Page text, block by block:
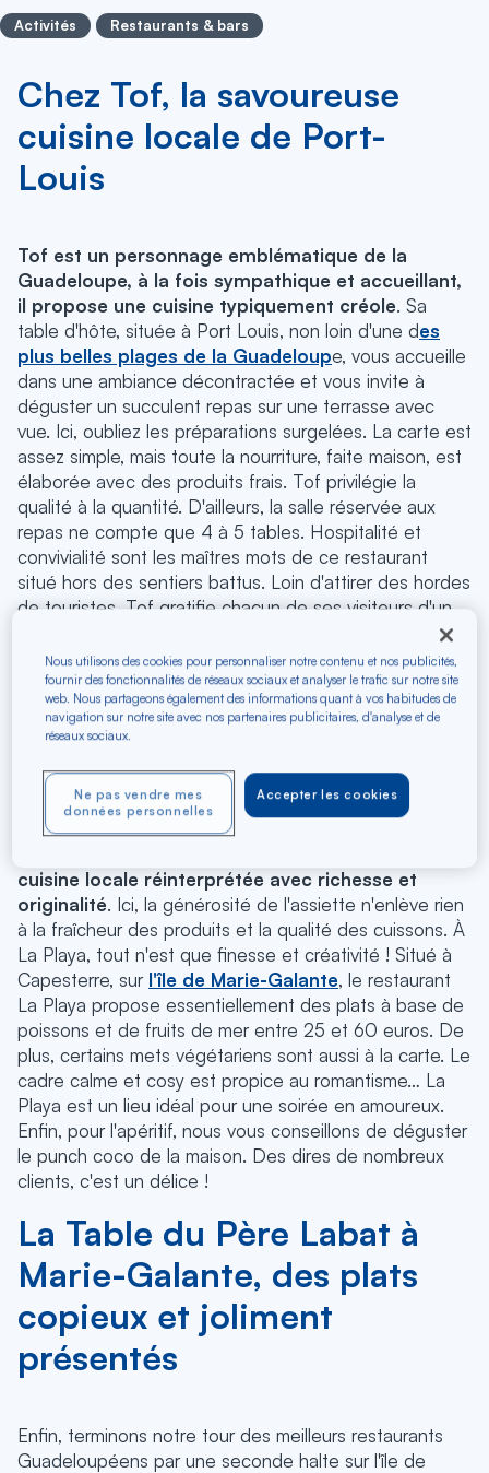
Activités Restaurants & bars
Chez Tof, la savoureuse
cuisine locale de Port-
Louis
Tof est un personnage emblématique de la
Guadeloupe, à la fois sympathique et accueillant,
il propose une cuisine typiquement créole. Sa
table d'hôte, située à Port Louis, non loin d'une des
plus belles plages de la Guadeloupe, vous accueille
dans une ambiance décontractée et vous invite à
déguster un succulent repas sur une terrasse avec
vue. Ici, oubliez les préparations surgelées. La carte est
assez simple, mais toute la nourriture, faite maison, est
élaborée avec des produits frais. Tof privilégie la
qualité à la quantité. D'ailleurs, la salle réservée aux
repas ne compte que 4 à 5 tables. Hospitalité et
convivialité sont les maîtres mots de ce restaurant
situé hors des sentiers battus. Loin d'attirer des hordes
de touristes, Tof gratifie chacun de ses visiteurs d'un
petit verre de vieux rhum maison en digestif. À noter :
la carte bancaire n'est pas acceptée. Pensez à prévoir
des espèces. Fourchette de prix : 10 à 40 euros.
La Playa, une cuisine
raffinée à Marie-Galante
cuisine locale réinterprétée avec richesse et
originalité. Ici, la générosité de l'assiette n'enlève rien
à la fraîcheur des produits et la qualité des cuissons. À
La Playa, tout n'est que finesse et créativité ! Situé à
Capesterre, sur l'île de Marie-Galante, le restaurant
La Playa propose essentiellement des plats à base de
poissons et de fruits de mer entre 25 et 60 euros. De
plus, certains mets végétariens sont aussi à la carte. Le
cadre calme et cosy est propice au romantisme… La
Playa est un lieu idéal pour une soirée en amoureux.
Enfin, pour l'apéritif, nous vous conseillons de déguster
le punch coco de la maison. Des dires de nombreux
clients, c'est un délice !
La Table du Père Labat à
Marie-Galante, des plats
copieux et joliment
présentés
Enfin, terminons notre tour des meilleurs restaurants
Guadeloupéens par une seconde halte sur l'île de
Nous utilisons des cookies pour personnaliser notre contenu et nos publicités,
fournir des fonctionnalités de réseaux sociaux et analyser le trafic sur notre site
web. Nous partageons également des informations quant à vos habitudes de
navigation sur notre site avec nos partenaires publicitaires, d'analyse et de
réseaux sociaux.
Accepter les cookies
Ne pas vendre mes
données personnelles